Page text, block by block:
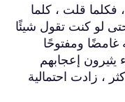
فكلما قلت ، كلما
لو كنت تقول شيئًا
غامضًا ومفتوحًا
يثيرون إعجابهم
، زادت احتمالية